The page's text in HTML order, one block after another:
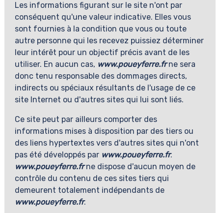
Les informations figurant sur le site n'ont par
conséquent qu'une valeur indicative. Elles vous
sont fournies à la condition que vous ou toute
autre personne qui les recevez puissiez déterminer
leur intérêt pour un objectif précis avant de les
utiliser. En aucun cas, www.poueyferre.frne sera
donc tenu responsable des dommages directs,
indirects ou spéciaux résultants de l'usage de ce
site Internet ou d'autres sites qui lui sont liés.
Ce site peut par ailleurs comporter des
informations mises à disposition par des tiers ou
des liens hypertextes vers d'autres sites qui n'ont
pas été développés par www.poueyferre.fr.
www.poueyferre.frne dispose d'aucun moyen de
contrôle du contenu de ces sites tiers qui
demeurent totalement indépendants de
www.poueyferre.fr.